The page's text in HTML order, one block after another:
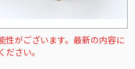
性がございます。最新の内容に
さい。